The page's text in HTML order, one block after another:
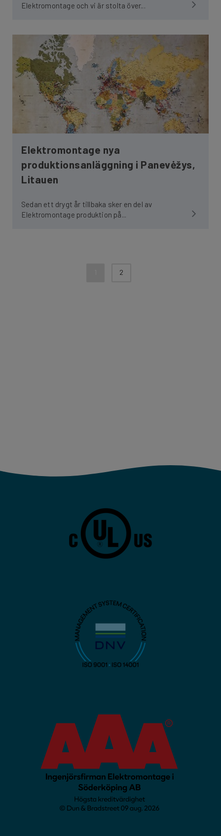
Elektromontage och vi är stolta över...
Elektromontage nya
produktionsanläggning i Panevėžys,
Litauen
Sedan ett drygt år tillbaka sker en del av
Elektromontage produktion på...
2